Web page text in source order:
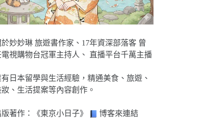
妙妙琳 旅遊書作家、17年資深部落客 曾
電視購物台冠軍主持人、 直播平台千萬主播
日本留學與生活經驗，精通美食、旅遊、
、生活提案等內容創作。
著作：《東京小日子》 博客來連結